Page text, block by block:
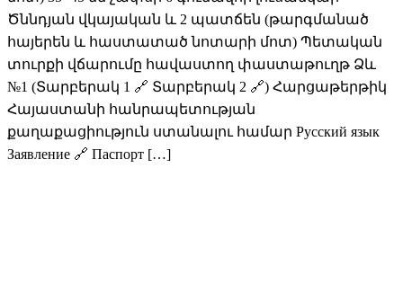
Ծննդյան վկայական և 2 պատճեն (թարգմանած
հայերեն և հաստատած նոտարի մոտ) Պետական
տուրքի վճարումը հավաստող փաստաթուղթ Ձև
№1 (Տարբերակ 1 🔗 Տարբերակ 2 🔗) Հարցաթերթիկ
Հայաստանի հանրապետության
քաղաքացիություն ստանալու համար Русский язык
Заявление 🔗 Паспорт […]